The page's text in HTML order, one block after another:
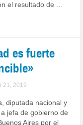
el resultado de ...
es fuerte
21, 2019
diputada nacional y
jefa de gobierno de
Aires por el